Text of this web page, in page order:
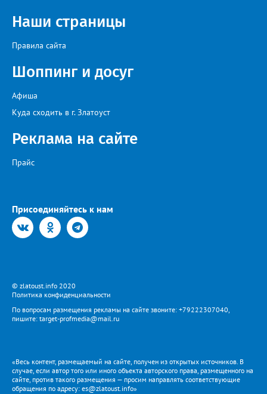
Наши страницы
Правила сайта
Шоппинг и досуг
Афиша
Куда сходить в г. Златоуст
Реклама на сайте
Прайс
Присоединяйтесь к нам
© zlatoust.info 2020
Политика конфиденциальности
По вопросам размещения рекламы на сайте звоните: +79222307040,
пишите: target-profmedia@mail.ru
«Весь контент, размещаемый на сайте, получен из открытых источников. В
случае, если автор того или иного объекта авторского права, размещенного на
сайте, против такого размещения — просим направлять соответствующие
обращения по адресу: es@zlatoust.info»